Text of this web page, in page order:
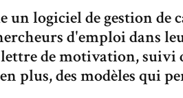
un logiciel de gestion de
d'emploi dans
de motivation, suivi
plus, des modèles qui